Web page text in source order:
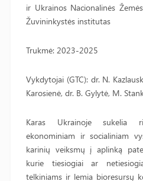
ir Ukrainos Nacionalinės
Žuvininkystės institutas
Trukmė: 2023-2025
Vykdytojai (GTC): dr. N.
Karosienė, dr. B. Gylytė, M.
Karas Ukrainoje sukelia
ekonominiam ir socialiniam
karinių veiksmų į aplinką
kurie tiesiogiai ar
telkiniams ir lemia bioresursų